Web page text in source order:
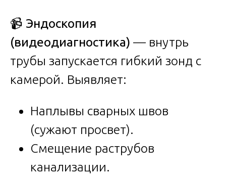
📹 Эндоскопия
(видеодиагностика) — внутрь
трубы запускается гибкий зонд с
камерой. Выявляет:
Наплывы сварных швов
(сужают просвет).
Смещение раструбов
канализации.